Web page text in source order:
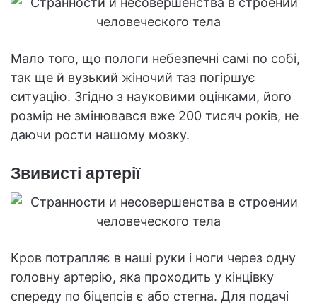
Мало того, що пологи небезпечні самі по собі,
так ще й вузький жіночий таз погіршує
ситуацію. Згідно з науковими оцінками, його
розмір не змінювався вже 200 тисяч років, не
даючи рости нашому мозку.
Звивисті артерії
Кров потрапляє в наші руки і ноги через одну
головну артерію, яка проходить у кінцівку
спереду по біцепсів є або стегна. Для подачі